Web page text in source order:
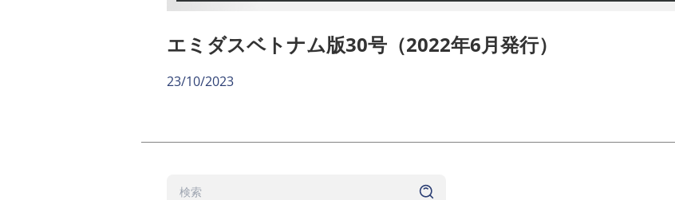
エミダスベトナム版30号（2022年6月発行）
23/10/2023